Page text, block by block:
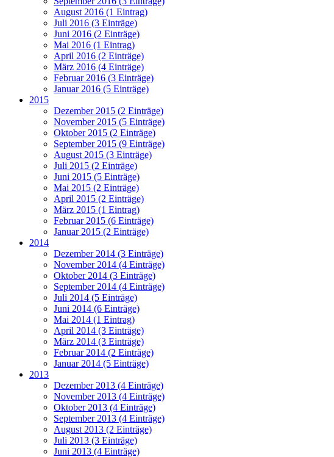
August 2016 (1 Eintrag)
Juli 2016 (3 Einträge)
Juni 2016 (2 Einträge)
Mai 2016 (1 Eintrag)
April 2016 (2 Einträge)
März 2016 (4 Einträge)
Februar 2016 (3 Einträge)
Januar 2016 (5 Einträge)
2015
Dezember 2015 (2 Einträge)
November 2015 (5 Einträge)
Oktober 2015 (2 Einträge)
September 2015 (9 Einträge)
August 2015 (3 Einträge)
Juli 2015 (2 Einträge)
Juni 2015 (5 Einträge)
Mai 2015 (2 Einträge)
April 2015 (2 Einträge)
März 2015 (1 Eintrag)
Februar 2015 (6 Einträge)
Januar 2015 (2 Einträge)
2014
Dezember 2014 (3 Einträge)
November 2014 (4 Einträge)
Oktober 2014 (3 Einträge)
September 2014 (4 Einträge)
Juli 2014 (5 Einträge)
Juni 2014 (6 Einträge)
Mai 2014 (1 Eintrag)
April 2014 (3 Einträge)
März 2014 (3 Einträge)
Februar 2014 (2 Einträge)
Januar 2014 (5 Einträge)
2013
Dezember 2013 (4 Einträge)
November 2013 (4 Einträge)
Oktober 2013 (4 Einträge)
September 2013 (4 Einträge)
August 2013 (2 Einträge)
Juli 2013 (3 Einträge)
Juni 2013 (4 Einträge)